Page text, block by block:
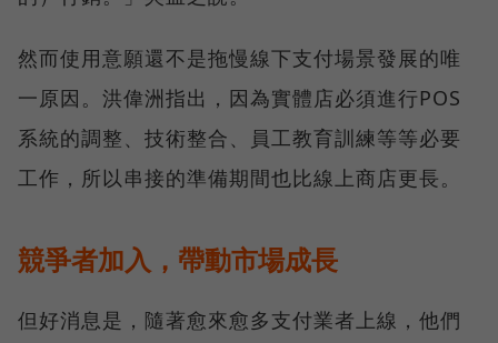
然而使用意願還不是拖慢線下支付場景發展的唯
一原因。洪偉洲指出，因為實體店必須進行POS
系統的調整、技術整合、員工教育訓練等等必要
工作，所以串接的準備期間也比線上商店更長。
競爭者加入，帶動市場成長
但好消息是，隨著愈來愈多支付業者上線，他們